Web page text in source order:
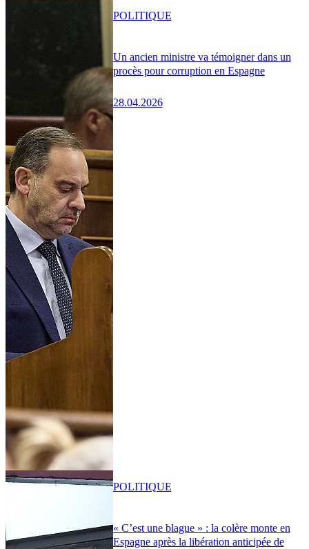
Un ancien ministre va témoigner dans un
procès pour corruption en Espagne
28.04.2026
POLITIQUE
« C’est une blague » : la colère monte en
Espagne après la libération anticipée de
POLITIQUE